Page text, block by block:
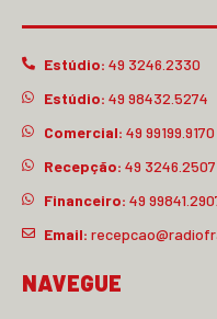
Estúdio: 49 3246.2330
Estúdio: 49 98432.5274
Comercial: 49 99199.9170
Recepção: 49 3246.2507
Financeiro: 49
Email:
NAVEGUE